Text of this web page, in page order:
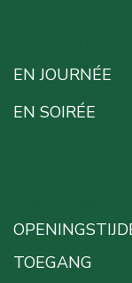
EN JOURNÉE
EN SOIRÉE
TOEGANG